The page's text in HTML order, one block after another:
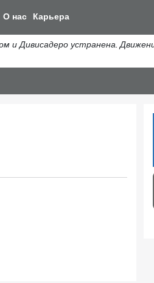
к
общему
содержанию
О нас Карьера
устранена.